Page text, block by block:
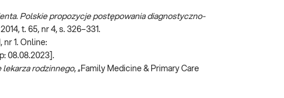
Polskie propozycje postępowania diagnostyczno-
t. 65, nr 4, s. 326–331.
nr 1. Online:
08.08.2023].
rodzinnego, „Family Medicine & Primary Care